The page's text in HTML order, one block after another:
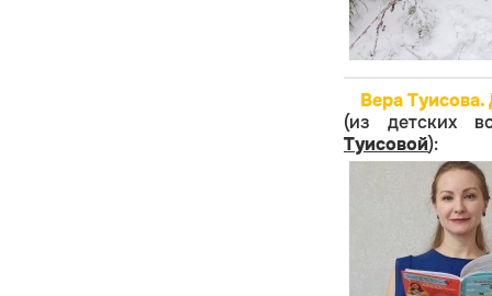
Вера Туисова.
(из детских
Туисовой):